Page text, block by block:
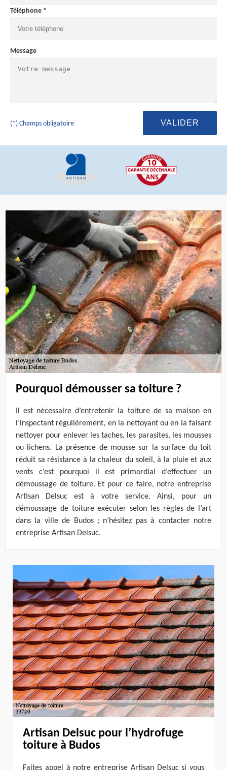
Téléphone *
Message
(*) Champs obligatoire
Pourquoi démousser sa toiture ?
Il est nécessaire d’entretenir la toiture de sa maison en
l’inspectant régulièrement, en la nettoyant ou en la faisant
nettoyer pour enlever les taches, les parasites, les mousses
ou lichens. La présence de mousse sur la surface du toit
réduit sa résistance à la chaleur du soleil, à la pluie et aux
vents c’est pourquoi il est primordial d’effectuer un
démoussage de toiture. Et pour ce faire, notre entreprise
Artisan Delsuc est à votre service. Ainsi, pour un
démoussage de toiture exécuter selon les règles de l’art
dans la ville de Budos ; n’hésitez pas à contacter notre
entreprise Artisan Delsuc.
Artisan Delsuc pour l’hydrofuge
toiture à Budos
Faites appel à notre entreprise Artisan Delsuc si vous